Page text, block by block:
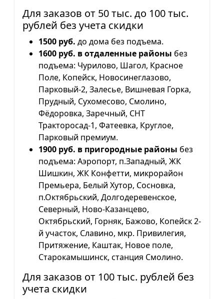
Для заказов от 50 тыс. до 100 тыс.
рублей без учета скидки
1500 руб. до дома без подъема.
1600 руб. в отдаленные районы без
подъема: Чурилово, Шагол, Красное
Поле, Копейск, Новосинеглазово,
Парковый-2, Залесье, Вишневая Горка,
Прудный, Сухомесово, Смолино,
Фёдоровка, Заречный, СНТ
Тракторосад-1, Фатеевка, Круглое,
Парковый премиум.
1900 руб. в пригородные районы без
подъема: Аэропорт, п.Западный, ЖК
Шишкин, ЖК Конфетти, микрорайон
Премьера, Белый Хутор, Сосновка,
п.Октябрьский, Долгодеревенское,
Северный, Ново-Казанцево,
Октябрьский, Горняк, Бажово, Копейск 2-
й участок, Славино, мкр. Привилегия,
Притяжение, Каштак, Новое поле,
Старокамышинск, станция Смолино.
Для заказов от 100 тыс. рублей без
учета скидки